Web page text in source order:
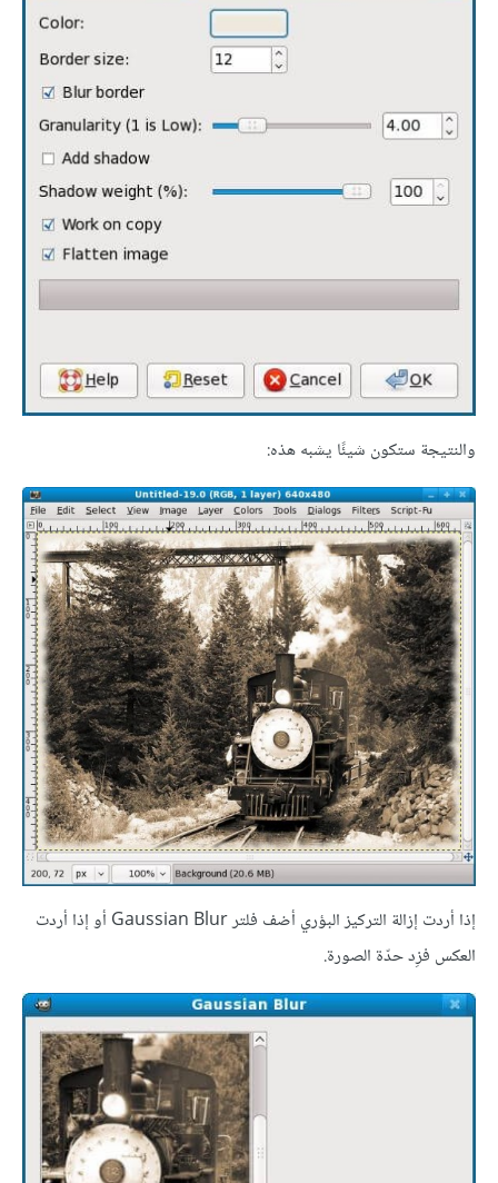
والنتيجة ستكون شيئًا يشبه هذه:
إذا أردت إزالة التركيز البؤري أضف فلتر Gaussian Blur أو إذا أردت
العكس فزِد حدّة الصورة.